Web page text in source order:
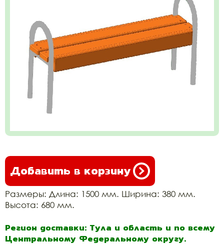
Добавить в корзину
Размеры: Длина: 1500 мм. Ширина: 380 мм.
Высота: 680 мм.
Регион доставки: Тула и область и по всему
Центральному Федеральному округу.